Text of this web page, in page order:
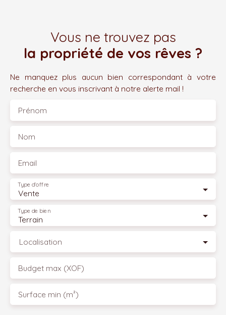
Vous ne trouvez pas
la propriété de vos rêves ?
Ne manquez plus aucun bien correspondant à votre
recherche en vous inscrivant à notre alerte mail !
Prénom
Nom
Email
Vente
Type d'offre
Terrain
Type de bien
Localisation
Budget max (XOF)
Surface min (m²)